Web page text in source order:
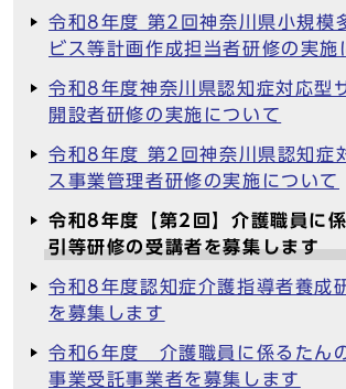
令和8年度 第2回神奈川県小規模
ビス等計画作成担当者研修の実施
令和8年度神奈川県認知症対応型
開設者研修の実施について
令和8年度 第2回神奈川県認知症
ス事業管理者研修の実施について
令和8年度【第2回】介護職員に
引等研修の受講者を募集します
令和8年度認知症介護指導者養成
を募集します
令和6年度 介護職員に係るたん
事業受託事業者を募集します